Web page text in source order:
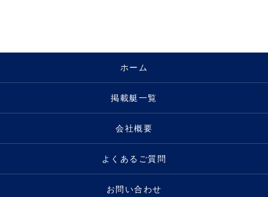
ホーム
掲載艇一覧
会社概要
よくあるご質問
お問い合わせ